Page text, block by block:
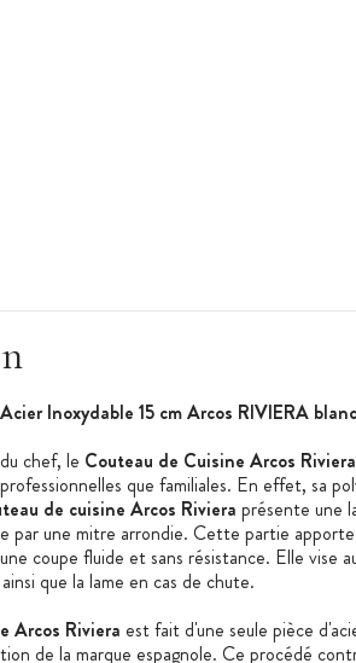
Inoxydable 15 cm Arcos RIVIERA blanc
chef, le Couteau de Cuisine Arcos Riviera
que familiales. En effet, sa
de cuisine Arcos Riviera présente une
par une mitre arrondie. Cette partie apporte
coupe fluide et sans résistance. Elle vise
que la lame en cas de chute.
Arcos Riviera est fait d'une seule pièce
de la marque espagnole. Ce procédé